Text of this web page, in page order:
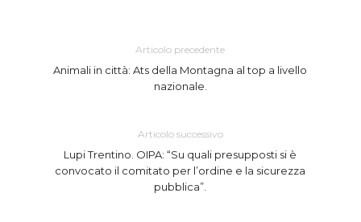
Articolo precedente
Animali in città: Ats della Montagna al top a livello
nazionale.
Articolo successivo
Lupi Trentino. OIPA: “Su quali presupposti si è
convocato il comitato per l’ordine e la sicurezza
pubblica”.